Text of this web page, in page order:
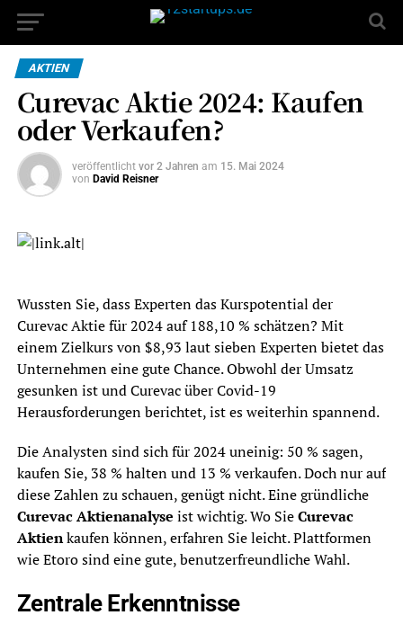
AKTIEN
Curevac Aktie 2024: Kaufen
oder Verkaufen?
veröffentlicht vor 2 Jahren am 15. Mai 2024
von David Reisner
Wussten Sie, dass Experten das Kurspotential der
Curevac Aktie für 2024 auf 188,10 % schätzen? Mit
einem Zielkurs von $8,93 laut sieben Experten bietet das
Unternehmen eine gute Chance. Obwohl der Umsatz
gesunken ist und Curevac über Covid-19
Herausforderungen berichtet, ist es weiterhin spannend.
Die Analysten sind sich für 2024 uneinig: 50 % sagen,
kaufen Sie, 38 % halten und 13 % verkaufen. Doch nur auf
diese Zahlen zu schauen, genügt nicht. Eine gründliche
Curevac Aktienanalyse ist wichtig. Wo SieCurevac
Aktienkaufen können, erfahren Sie leicht. Plattformen
wie Etoro sind eine gute, benutzerfreundliche Wahl.
Zentrale Erkenntnisse